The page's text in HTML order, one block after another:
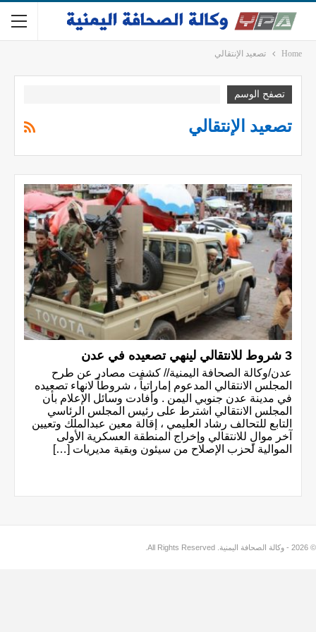
Home تصعيد الإنتقالي
تصفح الوسم
تصعيد الإنتقالي
3 شروط للانتقالي لينهي تصعيده في عدن
عدن/وكالة الصحافة اليمنية// كشفت مصادر عن طرح
المجلس الانتقالي المدعوم إماراتياً ، شروطاً لانهاء تصعيده
في مدينة عدن جنوبي اليمن . وأفادت وسائل الإعلام بأن
المجلس الانتقالي اشترط على رئيس المجلس الرئاسي
التابع للتحالف رشاد العليمي ، إقالة معين عبدالملك وتعيين
آخر موالٍ للانتقالي وإخراج المنطقة العسكرية الأولى
الموالية لحزب الإصلاح من سيئون وبقية مديريات […]
© 2026 - وكالة الصحافة اليمنية. All Rights Reserved.